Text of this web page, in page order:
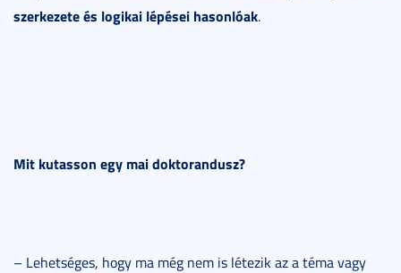
szerkezete és logikai lépései hasonlóak.
Mit kutasson egy mai doktorandusz?
– Lehetséges, hogy ma még nem is létezik az a téma vagy